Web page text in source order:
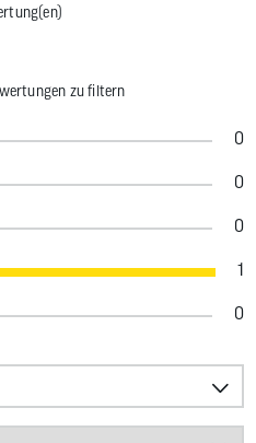
zu filtern
0
0
0
1
0